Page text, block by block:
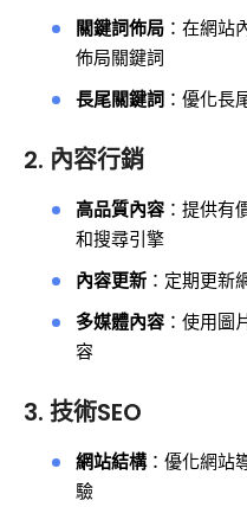
關鍵詞佈局 ：在網站
佈局關鍵詞
長尾關鍵詞 ：優化長
2. 內容行銷
高品質內容 ：提供有
和搜尋引擎
內容更新 ：定期更新
多媒體內容 ：使用圖
容
3. 技術SEO
網站結構：優化網站
驗